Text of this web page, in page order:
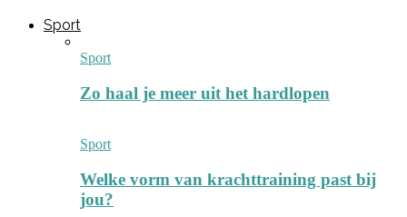
Sport
Sport
Zo haal je meer uit het hardlopen
Sport
Welke vorm van krachttraining past bij
jou?